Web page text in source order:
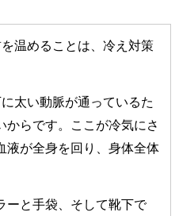
温めることは、冷え対策
太い動脈が通っているた
からです。ここが冷気にさ
液が全身を回り、身体全体
ーと手袋、そして靴下で